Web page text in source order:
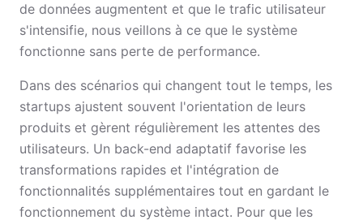
de données augmentent et que le trafic utilisateur
s'intensifie, nous veillons à ce que le système
fonctionne sans perte de performance.
Dans des scénarios qui changent tout le temps, les
startups ajustent souvent l'orientation de leurs
produits et gèrent régulièrement les attentes des
utilisateurs. Un back-end adaptatif favorise les
transformations rapides et l'intégration de
fonctionnalités supplémentaires tout en gardant le
fonctionnement du système intact. Pour que les